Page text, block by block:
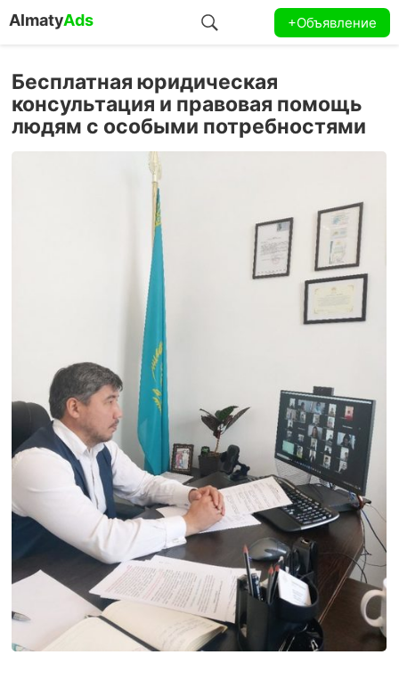
AlmatyAds +Объявление
Бесплатная юридическая
консультация и правовая помощь
людям с особыми потребностями